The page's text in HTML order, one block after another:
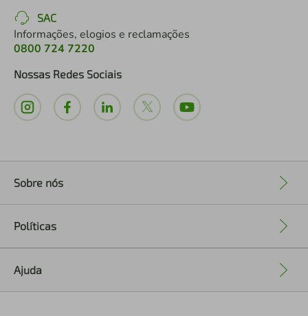
SAC
Informações, elogios e reclamações
0800 724 7220
Nossas Redes Sociais
Sobre nós
Políticas
Ajuda